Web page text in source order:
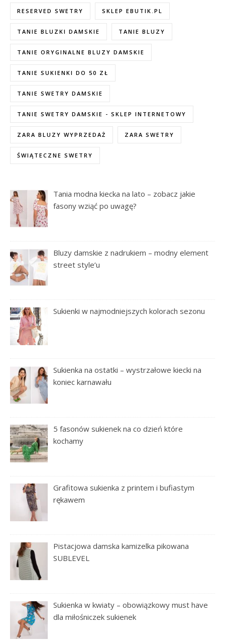
RESERVED SWETRY SKLEP EBUTIK.PL
TANIE BLUZKI DAMSKIE TANIE BLUZY
TANIE ORYGINALNE BLUZY DAMSKIE
TANIE SUKIENKI DO 50 ZŁ
TANIE SWETRY DAMSKIE
TANIE SWETRY DAMSKIE - SKLEP INTERNETOWY
ZARA BLUZY WYPRZEDAŻ ZARA SWETRY
ŚWIĄTECZNE SWETRY
Tania modna kiecka na lato – zobacz jakie
fasony wziąć po uwagę?
Bluzy damskie z nadrukiem – modny element
street style’u
Sukienki w najmodniejszych kolorach sezonu
Sukienka na ostatki – wystrzałowe kiecki na
koniec karnawału
5 fasonów sukienek na co dzień które
kochamy
Grafitowa sukienka z printem i bufiastym
rękawem
Pistacjowa damska kamizelka pikowana
SUBLEVEL
Sukienka w kwiaty – obowiązkowy must have
dla miłośniczek sukienek